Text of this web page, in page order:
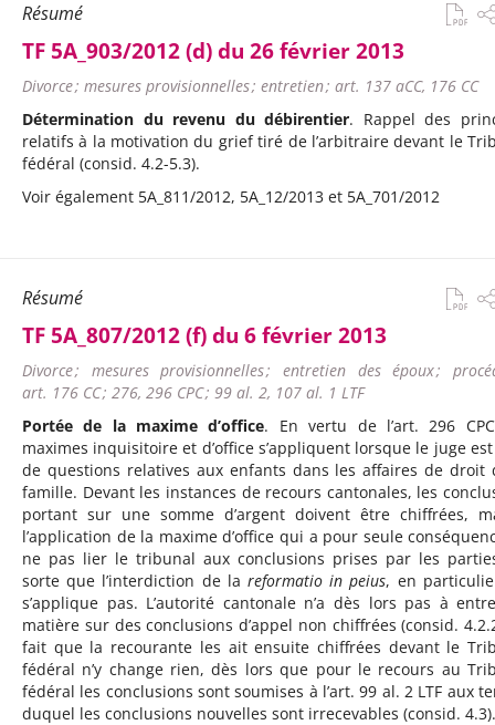
Résumé
TF 5A_903/2012 (d) du 26 février 2013
Divorce ; mesures provisionnelles ; entretien ; art. 137 aCC, 176 CC
Détermination du revenu du débirentier. Rappel des
relatifs à la motivation du grief tiré de l’arbitraire devant le
fédéral (consid. 4.2-5.3).
Voir également 5A_811/2012, 5A_12/2013 et 5A_701/2012
Résumé
TF 5A_807/2012 (f) du 6 février 2013
Divorce ; mesures provisionnelles ; entretien des époux ;
art. 176 CC ; 276, 296 CPC ; 99 al. 2, 107 al. 1 LTF
Portée de la maxime d’office. En vertu de l’art. 296
maximes inquisitoire et d’office s’appliquent lorsque le juge
de questions relatives aux enfants dans les affaires de droit
famille. Devant les instances de recours cantonales, les
portant sur une somme d’argent doivent être chiffrées,
l’application de la maxime d’office qui a pour seule
ne pas lier le tribunal aux conclusions prises par les
sorte que l’interdiction de la reformatio in peius, en
s’applique pas. L’autorité cantonale n’a dès lors pas à
matière sur des conclusions d’appel non chiffrées (consid.
fait que la recourante les ait ensuite chiffrées devant le
fédéral n’y change rien, dès lors que pour le recours au
fédéral les conclusions sont soumises à l’art. 99 al. 2 LTF aux
duquel les conclusions nouvelles sont irrecevables (consid. 4.3).